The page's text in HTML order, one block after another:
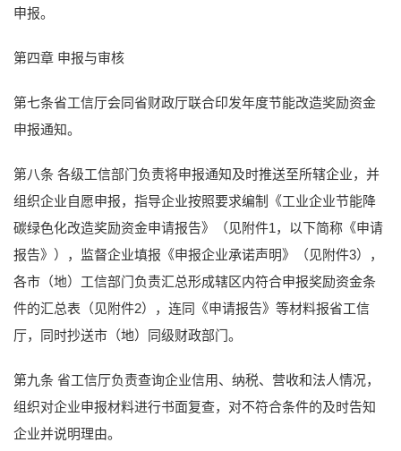
申报。
第四章 申报与审核
第七条省工信厅会同省财政厅联合印发年度节能改造奖励资金
申报通知。
第八条 各级工信部门负责将申报通知及时推送至所辖企业，并
组织企业自愿申报，指导企业按照要求编制《工业企业节能降
碳绿色化改造奖励资金申请报告》（见附件1，以下简称《申请
报告》），监督企业填报《申报企业承诺声明》（见附件3），
各市（地）工信部门负责汇总形成辖区内符合申报奖励资金条
件的汇总表（见附件2），连同《申请报告》等材料报省工信
厅，同时抄送市（地）同级财政部门。
第九条 省工信厅负责查询企业信用、纳税、营收和法人情况，
组织对企业申报材料进行书面复查，对不符合条件的及时告知
企业并说明理由。